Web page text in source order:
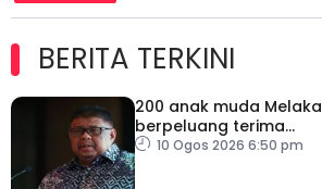
BERITA TERKINI
200 anak muda Melaka
berpeluang terima
manfaat Dana
10 Ogos 2026 6:50 pm